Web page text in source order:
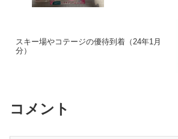
スキー場やコテージの優待到着（24年1月
分）
コメント